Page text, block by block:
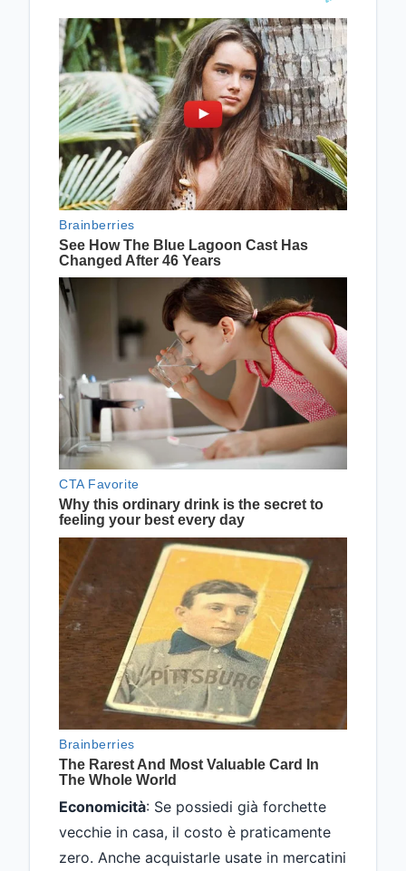
Economicità: Se possiedi già forchette
vecchie in casa, il costo è praticamente
zero. Anche acquistarle usate in mercatini